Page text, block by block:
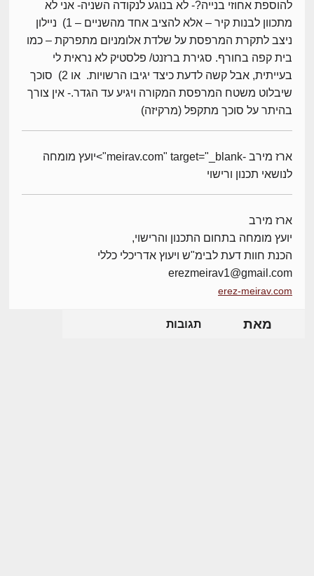
להוספת אחוזי בנייה?- לא בנוגע לנקודה השניה- אני לא
מתכוון לבנות קיר – אלא להציב אחד מהשניים – 1) ניילון
ניצב לתקרת המרפסת על שלדת אלומניום מתפרקת – כמו
בית קפה בחורף. סגירת ברזנט/ פלסטיק לא נראית לי
בעייתית, אבל קשה לדעת כיצד יגיבו הרשויות. או 2) סוכך
שיבלוט משטח המרפסת המקורה ויגיע עד הגדר.- אין צורך
בהיתר על סוכך מתקפל (מרקיזה)
ארז מירב -meirav.com" target="_blank">יועץ מומחה
לנושאי תכנון ורישוי
ארז מירב
יועץ מומחה בתחום התכנון והרישוי,
הכנת חוות דעת לבימ"ש ויעוץ אדריכלי כללי
erezmeirav1@gmail.com
erez-meirav.com
מאת תגובות